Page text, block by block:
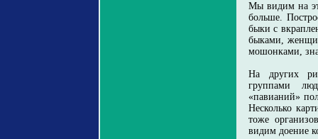
Мы видим на
больше.
быки с
быками,
мошонками,
На других
группами
«павианий»
Несколько
тоже
видим доение